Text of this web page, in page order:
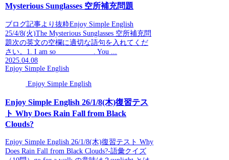
Mysterious Sunglasses 空所補充問題
ブログ記事より抜粋Enjoy Simple English
25/4/8(火)The Mysterious Sunglasses 空所補充問
題次の英文の空欄に適切な語句を入れてくだ
さい。1. I am so __________. You ...
2025.04.08
Enjoy Simple English
Enjoy Simple English
Enjoy Simple English 26/1/8(木)復習テス
ト Why Does Rain Fall from Black
Clouds?
Enjoy Simple English 26/1/8(木)復習テスト Why
Does Rain Fall from Black Clouds?-語彙クイズ